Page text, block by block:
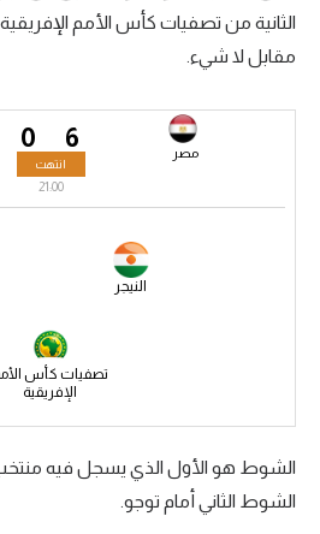
سعودي في الجول
الدوري الإنجليزي
الدوري الإسباني
كرة يد
كرة طائرة
الثانية من تصفيات كأس الأمم
مقابل لا شيء.
6 مصر 0
انتهت
21:00
النيجر
تصفيات كأس
الإفريقية
الشوط هو الأول الذي يسجل فيه
الشوط الثاني أمام توجو.